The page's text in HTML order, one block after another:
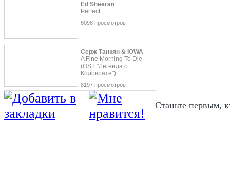
Ed Sheeran
Perfect
8098 просмотров
Серж Танкян & IOWA
A Fine Morning To Die
(OST "Легенда о
Коловрате")
8197 просмотров
Станьте первым,